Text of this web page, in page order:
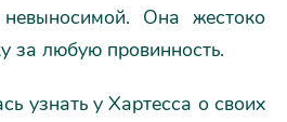
Она жестоко
за любую провинность.
узнать у Хартесса о своих